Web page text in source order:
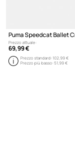
Prezzo attuale:
69,99 €
Prezzo standard:102,99 €
Prezzo più basso:51,99 €